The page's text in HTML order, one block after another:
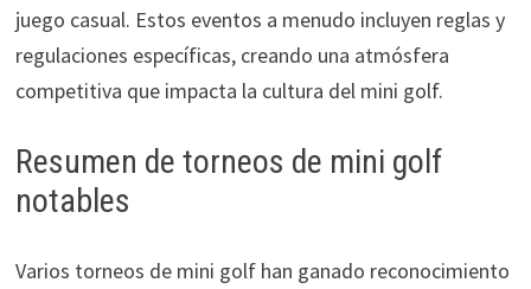
juego casual. Estos eventos a menudo incluyen reglas y
regulaciones específicas, creando una atmósfera
competitiva que impacta la cultura del mini golf.
Resumen de torneos de mini golf
notables
Varios torneos de mini golf han ganado reconocimiento